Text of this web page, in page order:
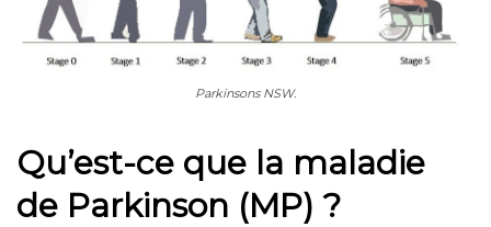
Parkinsons NSW.
Qu’est-ce que la maladie
de Parkinson (MP) ?